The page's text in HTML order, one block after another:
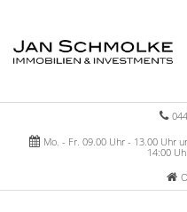
Mo. - Fr. 09.00 Uhr - 13.00 Uhr
14:00